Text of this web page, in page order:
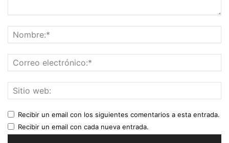
Recibir un email con los siguientes comentarios a esta entrada.
Recibir un email con cada nueva entrada.